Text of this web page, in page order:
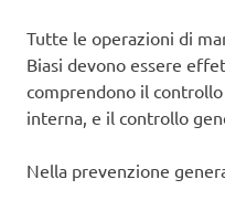
Tutte le operazioni di
Biasi devono essere
comprendono il
interna, e il controllo
Nella prevenzione